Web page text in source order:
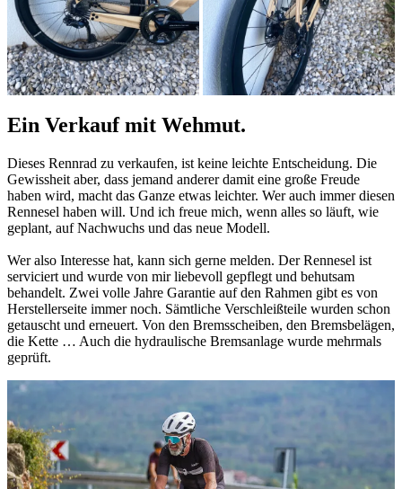
Ein Verkauf mit Wehmut.
Dieses Rennrad zu verkaufen, ist keine leichte Entscheidung. Die
Gewissheit aber, dass jemand anderer damit eine große Freude
haben wird, macht das Ganze etwas leichter. Wer auch immer diesen
Rennesel haben will. Und ich freue mich, wenn alles so läuft, wie
geplant, auf Nachwuchs und das neue Modell.
Wer also Interesse hat, kann sich gerne melden. Der Rennesel ist
serviciert und wurde von mir liebevoll gepflegt und behutsam
behandelt. Zwei volle Jahre Garantie auf den Rahmen gibt es von
Herstellerseite immer noch. Sämtliche Verschleißteile wurden schon
getauscht und erneuert. Von den Bremsscheiben, den Bremsbelägen,
die Kette … Auch die hydraulische Bremsanlage wurde mehrmals
geprüft.